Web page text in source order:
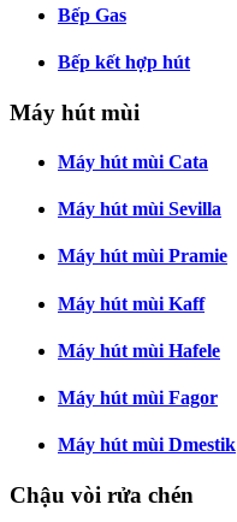
Bếp Gas
Bếp kết hợp hút
Máy hút mùi
Máy hút mùi Cata
Máy hút mùi Sevilla
Máy hút mùi Pramie
Máy hút mùi Kaff
Máy hút mùi Hafele
Máy hút mùi Fagor
Máy hút mùi Dmestik
Chậu vòi rửa chén